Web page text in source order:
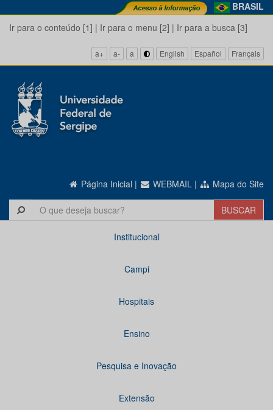
BRASIL
Ir para o conteúdo [1] | Ir para o menu [2] | Ir para a busca [3]
a+ a- a English Español Français
Página Inicial | WEBMAIL | Mapa do Site
Institucional
Campi
Hospitais
Ensino
Pesquisa e Inovação
Extensão